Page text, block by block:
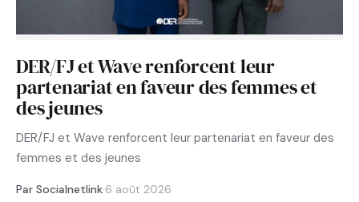
DER/FJ et Wave renforcent leur
partenariat en faveur des femmes et
des jeunes
DER/FJ et Wave renforcent leur partenariat en faveur des
femmes et des jeunes
Par Socialnetlink·6 août 2026